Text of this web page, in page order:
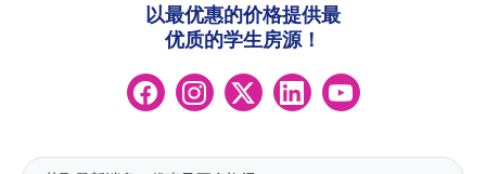
以最优惠的价格提供最
优质的学生房源！